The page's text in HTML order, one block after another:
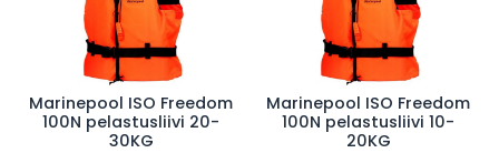
Marinepool ISO Freedom
100N pelastusliivi 20-
30KG
Marinepool ISO Freedom
100N pelastusliivi 10-
20KG